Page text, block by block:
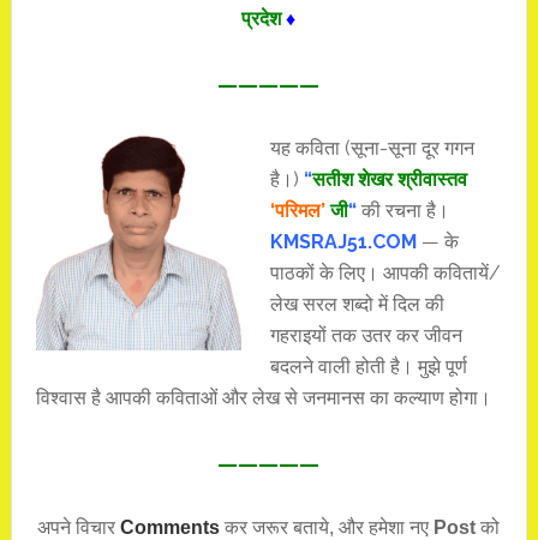
प्रदेश ♦
—————
यह कविता (सूना-सूना दूर गगन
है।) “सतीश शेखर श्रीवास्तव
‘परिमल’जी“की रचना है।
KMSRAJ51.COM— के
पाठकों के लिए। आपकी कवितायें/
लेख सरल शब्दो में दिल की
गहराइयों तक उतर कर जीवन
बदलने वाली होती है। मुझे पूर्ण
विश्वास है आपकी कविताओं और लेख से जनमानस का कल्याण होगा।
—————
अपने विचारComments कर जरूर बताये, और हमेशा नए Post को